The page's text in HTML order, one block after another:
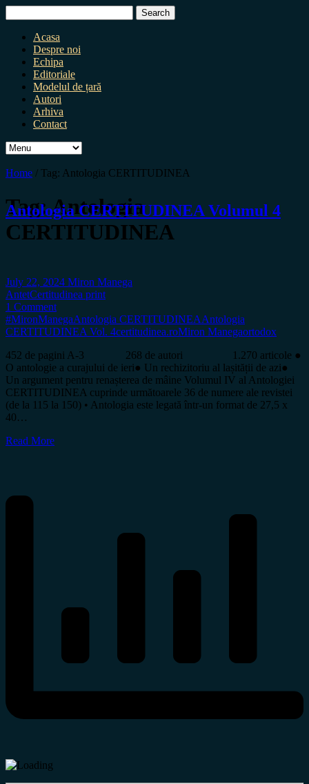
for:
Acasa
Despre noi
Echipa
Editoriale
Modelul de țară
Autori
Arhiva
Contact
Home / Tag: Antologia CERTITUDINEA
Tag:Antologia
CERTITUDINEA
Antologia CERTITUDINEA Volumul 4
July 22, 2024 Miron Manega
AntetCertitudinea print
1 Comment
#MironManegaAntologia CERTITUDINEAAntologia
CERTITUDINEA Vol. 4certitudinea.roMiron Manegaortodox
452 de pagini A-3 268 de autori 1.270 articole ●
O antologie a curajului de ieri● Un rechizitoriu al lașității de azi●
Un argument pentru renașterea de mâine Volumul IV al Antologiei
CERTITUDINEA cuprinde următoarele 36 de numere ale revistei
(de la 115 la 150) • Antologia este legată într-un format de 27,5 x
40…
Read More